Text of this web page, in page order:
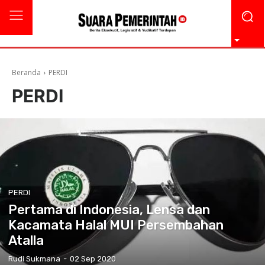
Beranda PERDI
PERDI
PERDI
Pertama di Indonesia, Lensa dan
Kacamata Halal MUI Persembahan
Atalla
Rudi Sukmana - 02 Sep 2020